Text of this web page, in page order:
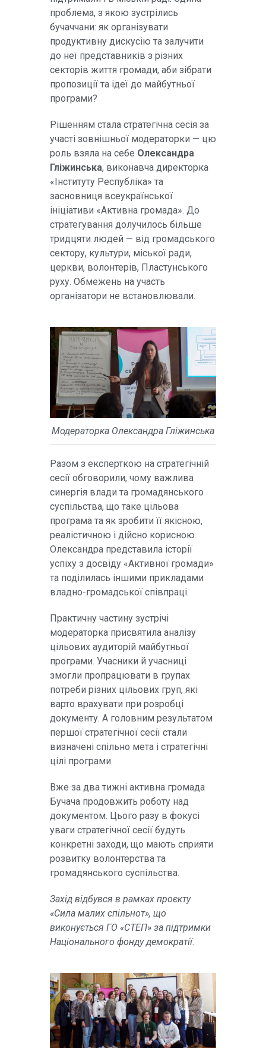
проблема, з якою зустрілись
бучаччани: як організувати
продуктивну дискусію та залучити
до неї представників з різних
секторів життя громади, аби зібрати
пропозиції та ідеї до майбутньої
програми?
Рішенням стала стратегічна сесія за
участі зовнішньої модераторки — цю
роль взяла на себе Олександра
Гліжинська, виконавча директорка
«Інституту Республіка» та
засновниця всеукраїнської
ініціативи «Активна громада». До
стратегування долучилось більше
тридцяти людей — від громадського
сектору, культури, міської ради,
церкви, волонтерів, Пластунського
руху. Обмежень на участь
організатори не встановлювали.
Модераторка Олександра Гліжинська
Разом з експерткою на стратегічній
сесії обговорили, чому важлива
синергія влади та громадянського
суспільства, що таке цільова
програма та як зробити її якісною,
реалістичною і дійсно корисною.
Олександра представила історії
успіху з досвіду «Активної громади»
та поділилась іншими прикладами
владно-громадської співпраці.
Практичну частину зустрічі
модераторка присвятила аналізу
цільових аудиторій майбутньої
програми. Учасники й учасниці
змогли пропрацювати в групах
потреби різних цільових груп, які
варто врахувати при розробці
документу. А головним результатом
першої стратегічної сесії стали
визначені спільно мета і стратегічні
цілі програми.
Вже за два тижні активна громада
Бучача продовжить роботу над
документом. Цього разу в фокусі
уваги стратегічної сесії будуть
конкретні заходи, що мають сприяти
розвитку волонтерства та
громадянського суспільства.
Захід відбувся в рамках проєкту
«Сила малих спільнот», що
виконується ГО «СТЕП» за підтримки
Національного фонду демократії.